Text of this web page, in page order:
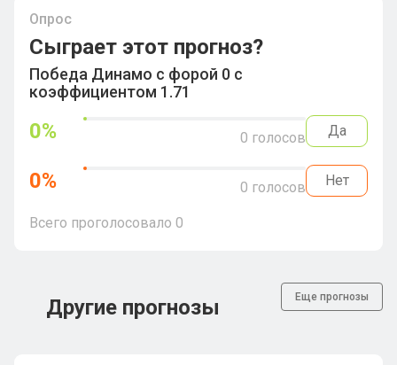
Опрос
Сыграет этот прогноз?
Победа Динамо с форой 0 с
коэффициентом 1.71
0% 0 голосов Да
0% 0 голосов Нет
Всего проголосовало 0
Другие прогнозы Еще прогнозы